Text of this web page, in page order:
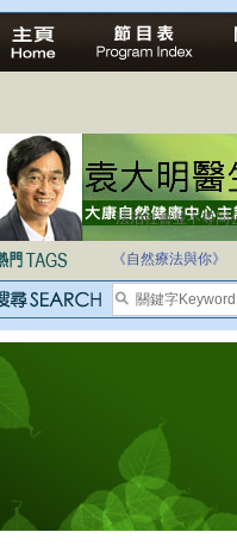
法治社會並不等同
《自然療法與你》